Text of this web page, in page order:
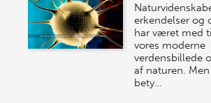
erkendelser og
har været med
vores moderne
verdensbillede
af naturen.
bety…